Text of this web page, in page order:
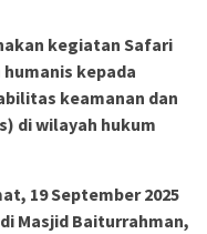
kegiatan Safari
kepada
keamanan dan
di wilayah hukum
19 September 2025
Masjid Baiturrahman,